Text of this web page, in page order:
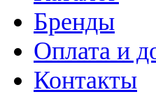
Бренды
Оплата и
Контакты